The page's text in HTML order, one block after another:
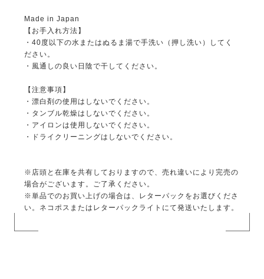
Made in Japan
【お手入れ方法】
・40度以下の水またはぬるま湯で手洗い（押し洗い）してく
ださい。
・風通しの良い日陰で干してください。
【注意事項】
・漂白剤の使用はしないでください。
・タンブル乾燥はしないでください。
・アイロンは使用しないでください。
・ドライクリーニングはしないでください。
※店頭と在庫を共有しておりますので、売れ違いにより完売の
場合がございます。ご了承ください。
※単品でのお買い上げの場合は、レターパックをお選びくださ
い。ネコポスまたはレターパックライトにて発送いたします。